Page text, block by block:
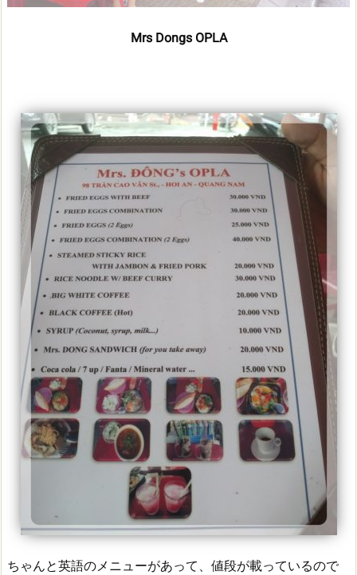
Mrs Dongs OPLA
ちゃんと英語のメニューがあって、値段が載っているので